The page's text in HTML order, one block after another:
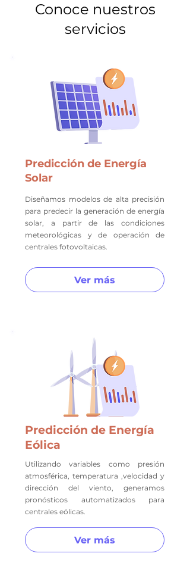
Conoce nuestros
servicios
Predicción de Energía
Solar
Diseñamos modelos de alta precisión
para predecir la generación de energía
solar, a partir de las condiciones
meteorológicas y de operación de
centrales fotovoltaicas.
Ver más
Predicción de Energía
Eólica
Utilizando variables como presión
atmosférica, temperatura ,velocidad y
dirección del viento, generamos
pronósticos automatizados para
centrales eólicas.
Ver más